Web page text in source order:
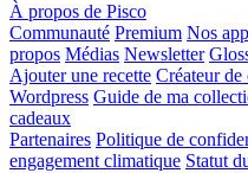
À propos de Pisco
Communauté Premium Nos
propos Médias Newsletter
Ajouter une recette Créateur
Wordpress Guide de ma
cadeaux
Partenaires Politique de
engagement climatique Statut